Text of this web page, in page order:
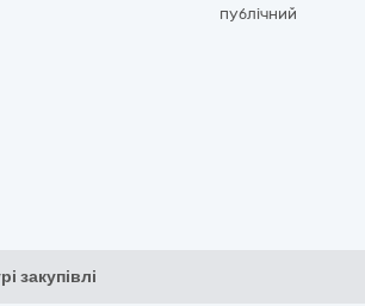
публічний
закупівлі